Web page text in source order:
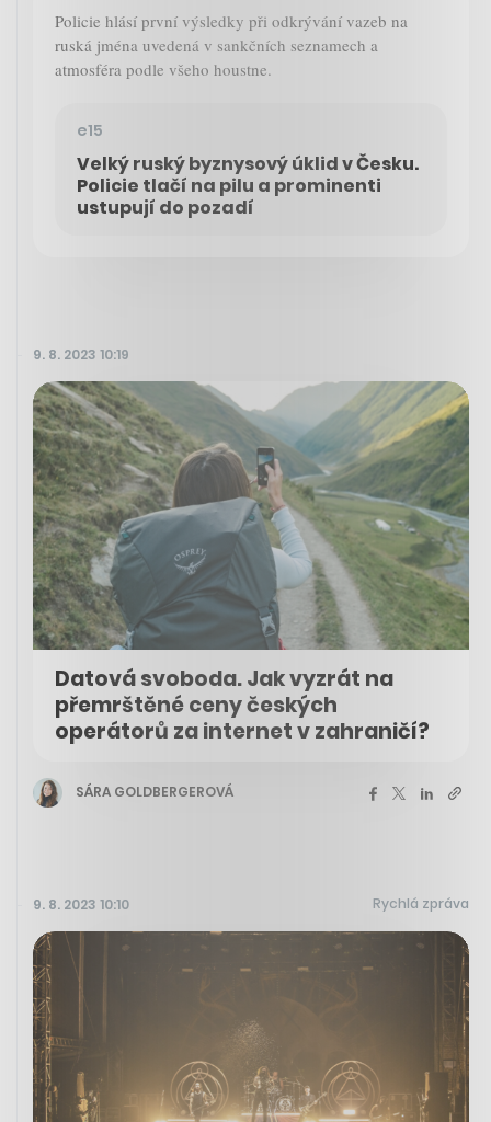
Policie hlásí první výsledky při odkrývání vazeb na
ruská jména uvedená v sankčních seznamech a
atmosféra podle všeho houstne.
e15
Velký ruský byznysový úklid v Česku.
Policie tlačí na pilu a prominenti
ustupují do pozadí
9. 8. 2023 10:19
Datová svoboda. Jak vyzrát na
přemrštěné ceny českých
operátorů za internet v zahraničí?
SÁRA GOLDBERGEROVÁ
9. 8. 2023 10:10 Rychlá zpráva